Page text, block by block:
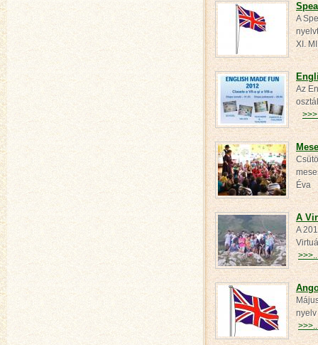
A
XI.
Az
A
A
nyelv